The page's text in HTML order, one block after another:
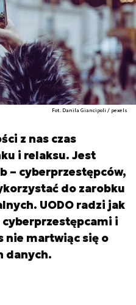
Fot. Danila Giancipoli / pexels
z nas czas
i relaksu. Jest
– cyberprzestępców,
do zarobku
UODO radzi jak
i
nie martwiąc się o
danych.